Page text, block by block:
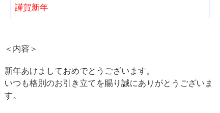
謹賀新年
＜内容＞
新年あけましておめでとうございます。
いつも格別のお引き立てを賜り誠にありがとうございま
す。